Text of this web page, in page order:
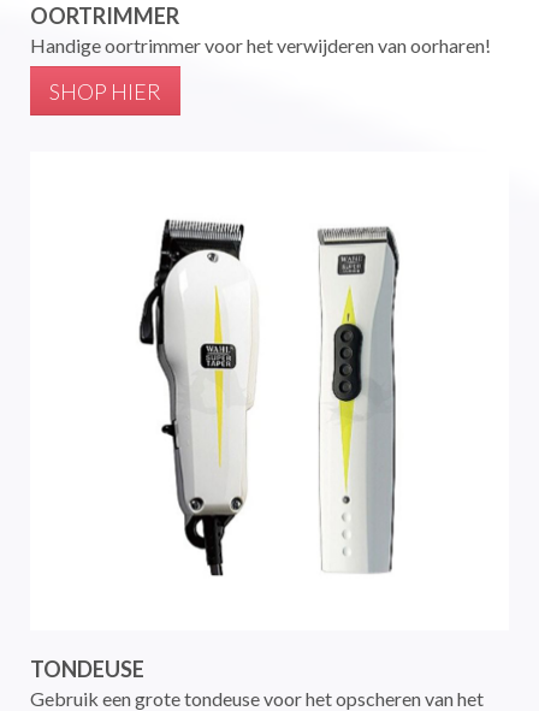
OORTRIMMER
Handige oortrimmer voor het verwijderen van oorharen!
SHOP HIER
TONDEUSE
Gebruik een grote tondeuse voor het opscheren van het